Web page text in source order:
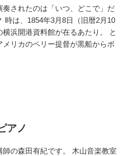
奏されたのは「いつ、どこで」だ
時は、1854年3月8日（旧暦2月10
浜開港資料館が在るあたり。 と
リカのペリー提督が黒船からボ
アノ
師の森田有紀です。 木山音楽教室